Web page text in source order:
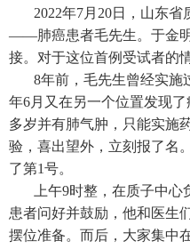
2022年7月20日，山东
——肺癌患者毛先生。于金
接。对于这位首例受试者的
8年前，毛先生曾经实施
年6月又在另一个位置发现
多岁并有肺气肿，只能实施
验，喜出望外，立刻报了名
了第1号。
上午9时整，在质子中
患者问好并鼓励，他和医生
摆位准备。而后，大家集中